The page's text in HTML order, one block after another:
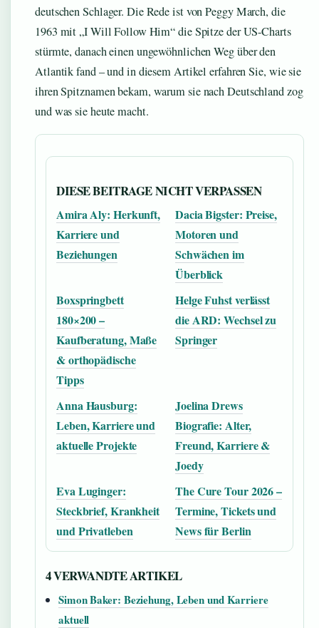
deutschen Schlager. Die Rede ist von Peggy March, die
1963 mit „I Will Follow Him“ die Spitze der US-Charts
stürmte, danach einen ungewöhnlichen Weg über den
Atlantik fand – und in diesem Artikel erfahren Sie, wie sie
ihren Spitznamen bekam, warum sie nach Deutschland zog
und was sie heute macht.
DIESE BEITRAGE NICHT VERPASSEN
Amira Aly: Herkunft,
Karriere und
Beziehungen
Dacia Bigster: Preise,
Motoren und
Schwächen im
Überblick
Boxspringbett
180×200 –
Kaufberatung, Maße
& orthopädische
Tipps
Helge Fuhst verlässt
die ARD: Wechsel zu
Springer
Anna Hausburg:
Leben, Karriere und
aktuelle Projekte
Joelina Drews
Biografie: Alter,
Freund, Karriere &
Joedy
Eva Luginger:
Steckbrief, Krankheit
und Privatleben
The Cure Tour 2026 –
Termine, Tickets und
News für Berlin
4 VERWANDTE ARTIKEL
Simon Baker: Beziehung, Leben und Karriere
aktuell